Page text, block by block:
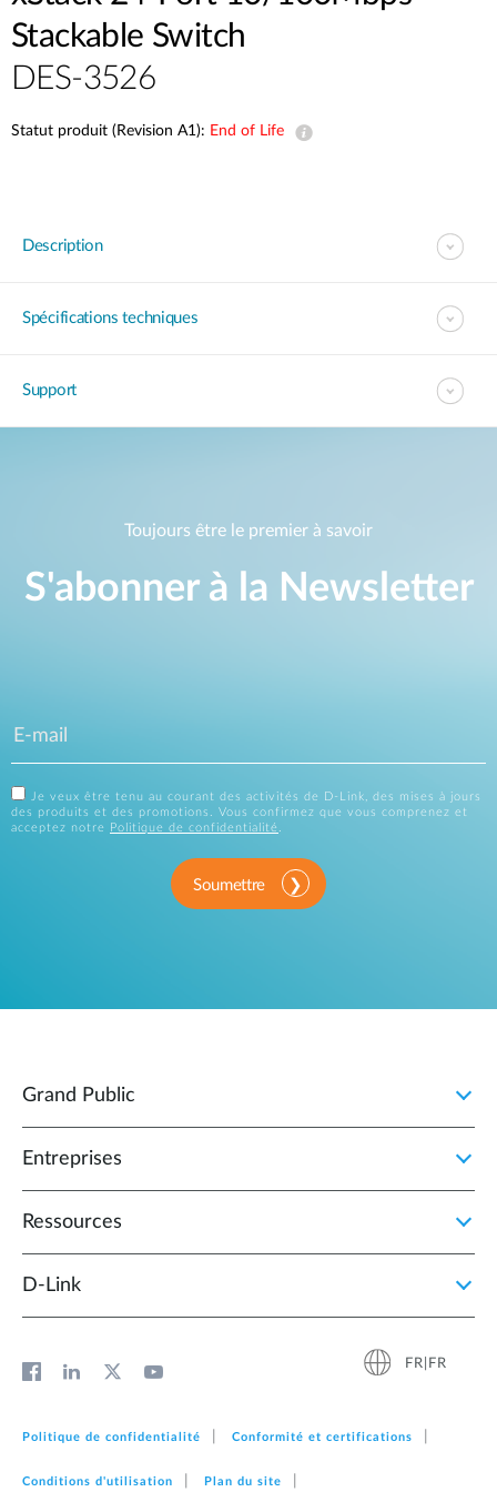
Stackable Switch
DES-3526
Statut produit (Revision A1): End of Life
Description
Spécifications techniques
Support
Toujours être le premier à savoir
S'abonner à la Newsletter
Je veux être tenu au courant des activités de D-Link, des mises à jours
des produits et des promotions. Vous confirmez que vous comprenez et
acceptez notre
Politique de confidentialité.
Soumettre
Grand Public
Entreprises
Ressources
D‑Link
FR|FR
Politique de confidentialité Conformité et certifications
Conditions d'utilisation Plan du site